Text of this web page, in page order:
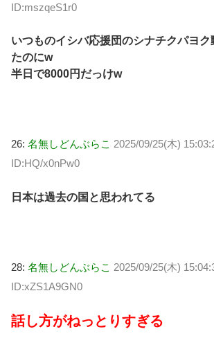
ID:mszqeS1r0
いつものイシバ応援団のシナチクパヨ
たのにw
半日で8000円だっけw
26: 名無しどんぶらこ 2025/09/25(木)
ID:HQ/x0nPw0
日本は過去の国と思われてる
28: 名無しどんぶらこ 2025/09/25(木)
ID:xZS1A9GN0
話し方がねっとりすぎる